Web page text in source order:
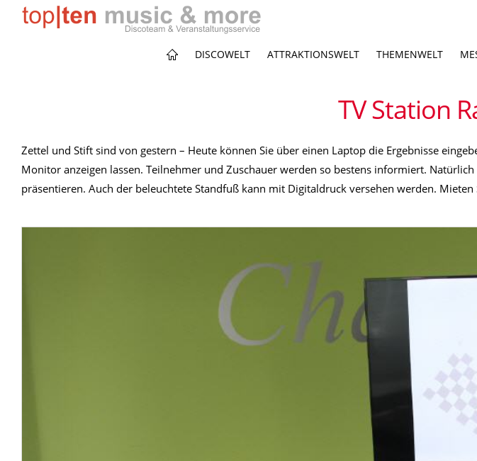
DISCOWELT ATTRAKTIONSWELT THEMENWELT
TV Station
Zettel und Stift sind von gestern – Heute können Sie über einen Laptop die Ergebnisse
Monitor anzeigen lassen. Teilnehmer und Zuschauer werden so bestens informiert.
präsentieren. Auch der beleuchtete Standfuß kann mit Digitaldruck versehen werden.